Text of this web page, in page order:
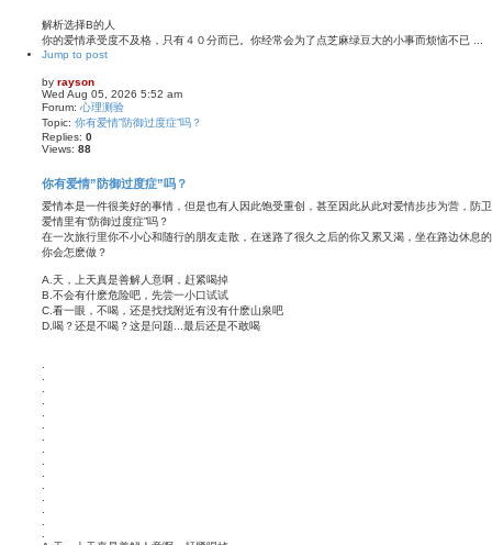
解析选择B的人
你的爱情承受度不及格，只有４０分而已。你经常会为了点芝麻绿豆大的小事而烦恼不已 ...
Jump to post
by rayson
Wed Aug 05, 2026 5:52 am
Forum: 心理测验
Topic: 你有爱情”防御过度症”吗？
Replies: 0
Views: 88
你有爱情”防御过度症”吗？
爱情本是一件很美好的事情，但是也有人因此饱受重创，甚至因此从此对爱情步步为营，防
爱情里有“防御过度症”吗？
在一次旅行里你不小心和随行的朋友走散，在迷路了很久之后的你又累又渴，坐在路边休息
你会怎麽做？
A.天，上天真是善解人意啊，赶紧喝掉
B.不会有什麽危险吧，先尝一小口试试
C.看一眼，不喝，还是找找附近有没有什麽山泉吧
D.喝？还是不喝？这是问题...最后还是不敢喝